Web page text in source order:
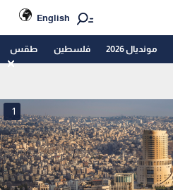
English
مونديال 2026 فلسطين طقس
1